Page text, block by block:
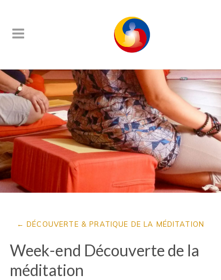
DÉCOUVERTE & PRATIQUE DE LA MÉDITATION
Week-end Découverte de la
méditation